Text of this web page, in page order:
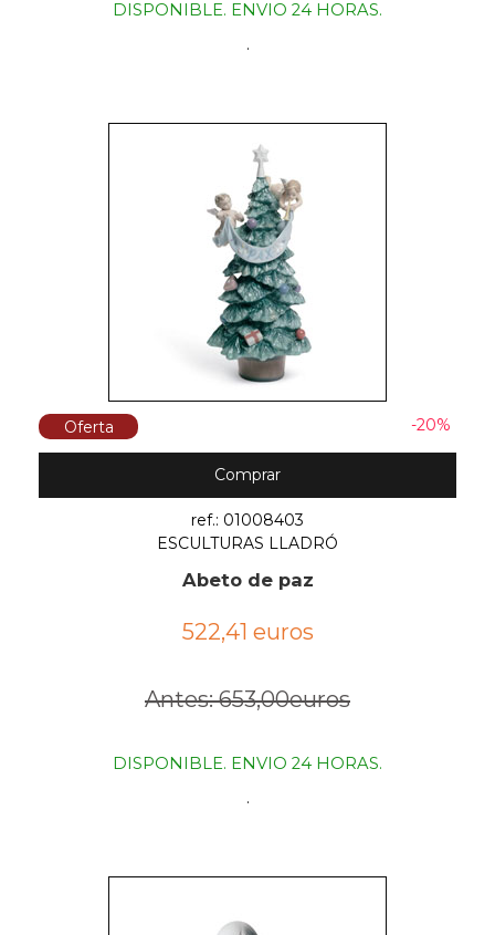
DISPONIBLE. ENVIO 24 HORAS.
.
Oferta -20%
Comprar
ref.: 01008403
ESCULTURAS LLADRÓ
Abeto de paz
522,41 euros
Antes: 653,00euros
DISPONIBLE. ENVIO 24 HORAS.
.